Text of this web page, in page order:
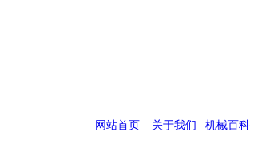
网站首页 关于我们 机械百科